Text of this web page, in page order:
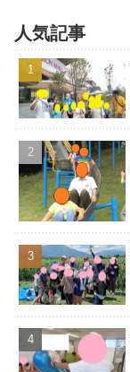
人気記事